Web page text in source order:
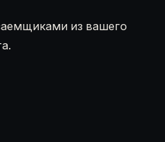
из вашего